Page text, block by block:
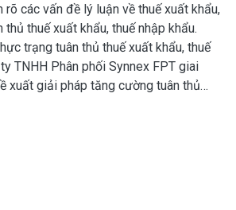
rõ các vấn đề lý luận về thuế xuất khẩu,
thủ thuế xuất khẩu, thuế nhập khẩu.
trạng tuân thủ thuế xuất khẩu, thuế
TNHH Phân phối Synnex FPT giai
xuất giải pháp tăng cường tuân thủ
khẩu: Xây dựng các giải pháp tối
ro pháp lý, tài chính. Các giải pháp
2026-2030, tầm nhìn đến năm 2040.